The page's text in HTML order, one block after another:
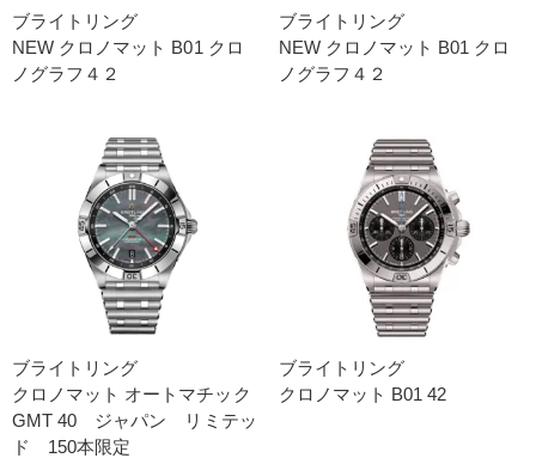
ブライトリング
NEW クロノマット B01 クロ
ノグラフ４２
ブライトリング
NEW クロノマット B01 クロ
ノグラフ４２
ブライトリング
クロノマット オートマチック
GMT 40 ジャパン リミテッ
ド 150本限定
ブライトリング
クロノマット B01 42